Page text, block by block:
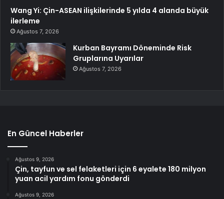
Wang Yi: Çin-ASEAN ilişkilerinde 5 yılda 4 alanda büyük
ilerleme
Ağustos 7, 2026
Kurban Bayramı Döneminde Risk
Gruplarına Uyarılar
Ağustos 7, 2026
En Güncel Haberler
Ağustos 9, 2026
Çin, tayfun ve sel felaketleri için 6 eyalete 180 milyon
yuan acil yardım fonu gönderdi
Ağustos 9, 2026